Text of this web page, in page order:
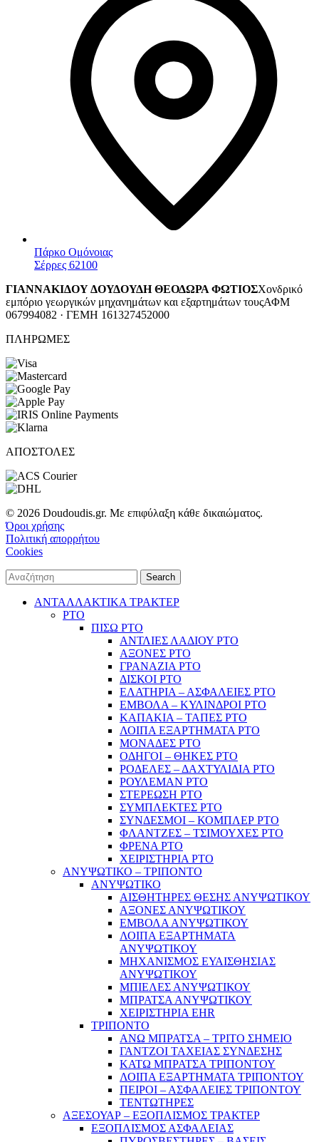
Πάρκο Ομόνοιας
Σέρρες 62100
ΓΙΑΝΝΑΚΙΔΟΥ ΔΟΥΔΟΥΔΗ ΘΕΟΔΩΡΑ ΦΩΤΙΟΣΧονδρικό
εμπόριο γεωργικών μηχανημάτων και εξαρτημάτων τουςΑΦΜ
067994082 · ΓΕΜΗ 161327452000
ΠΛΗΡΩΜΕΣ
ΑΠΟΣΤΟΛΕΣ
© 2026 Doudoudis.gr. Με επιφύλαξη κάθε δικαιώματος.
Όροι χρήσης
Πολιτική απορρήτου
Cookies
Search
ΑΝΤΑΛΛΑΚΤΙΚΑ ΤΡΑΚΤΕΡ
PTO
ΠΙΣΩ PTO
ΑΝΤΛΙΕΣ ΛΑΔΙΟΥ PTO
ΑΞΟΝΕΣ PTO
ΓΡΑΝΑΖΙΑ PTO
ΔΙΣΚΟΙ PTO
ΕΛΑΤΗΡΙΑ – ΑΣΦΑΛΕΙΕΣ PTO
ΕΜΒΟΛΑ – ΚΥΛΙΝΔΡΟΙ PTO
ΚΑΠΑΚΙΑ – ΤΑΠΕΣ PTO
ΛΟΙΠΑ ΕΞΑΡΤΗΜΑΤΑ PTO
ΜΟΝΑΔΕΣ PTO
ΟΔΗΓΟΙ – ΘΗΚΕΣ PTO
ΡΟΔΕΛΕΣ – ΔΑΧΤΥΛΙΔΙΑ PTO
ΡΟΥΛΕΜΑΝ PTO
ΣΤΕΡΕΩΣΗ PTO
ΣΥΜΠΛΕΚΤΕΣ PTO
ΣΥΝΔΕΣΜΟΙ – ΚΟΜΠΛΕΡ PTO
ΦΛΑΝΤΖΕΣ – ΤΣΙΜΟΥΧΕΣ PTO
ΦΡΕΝΑ PTO
ΧΕΙΡΙΣΤΗΡΙΑ PTO
ΑΝΥΨΩΤΙΚΟ – ΤΡΙΠΟΝΤΟ
ΑΝΥΨΩΤΙΚΟ
ΑΙΣΘΗΤΗΡΕΣ ΘΕΣΗΣ ΑΝΥΨΩΤΙΚΟΥ
ΑΞΟΝΕΣ ΑΝΥΨΩΤΙΚΟΥ
ΕΜΒΟΛΑ ΑΝΥΨΩΤΙΚΟΥ
ΛΟΙΠΑ ΕΞΑΡΤΗΜΑΤΑ
ΑΝΥΨΩΤΙΚΟΥ
ΜΗΧΑΝΙΣΜΟΣ ΕΥΑΙΣΘΗΣΙΑΣ
ΑΝΥΨΩΤΙΚΟΥ
ΜΠΙΕΛΕΣ ΑΝΥΨΩΤΙΚΟΥ
ΜΠΡΑΤΣΑ ΑΝΥΨΩΤΙΚΟΥ
ΧΕΙΡΙΣΤΗΡΙΑ EHR
ΤΡΙΠΟΝΤΟ
ΑΝΩ ΜΠΡΑΤΣΑ – ΤΡΙΤΟ ΣΗΜΕΙΟ
ΓΑΝΤΖΟΙ ΤΑΧΕΙΑΣ ΣΥΝΔΕΣΗΣ
ΚΑΤΩ ΜΠΡΑΤΣΑ ΤΡΙΠΟΝΤΟΥ
ΛΟΙΠΑ ΕΞΑΡΤΗΜΑΤΑ ΤΡΙΠΟΝΤΟΥ
ΠΕΙΡΟΙ – ΑΣΦΑΛΕΙΕΣ ΤΡΙΠΟΝΤΟΥ
ΤΕΝΤΩΤΗΡΕΣ
ΑΞΕΣΟΥΑΡ – ΕΞΟΠΛΙΣΜΟΣ ΤΡΑΚΤΕΡ
ΕΞΟΠΛΙΣΜΟΣ ΑΣΦΑΛΕΙΑΣ